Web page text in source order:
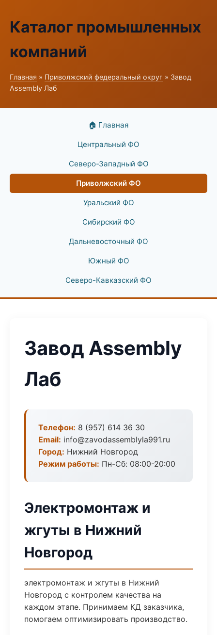
Каталог промышленных
компаний
Главная » Приволжский федеральный округ » Завод
Assembly Лаб
🏠 Главная
Центральный ФО
Северо-Западный ФО
Приволжский ФО
Уральский ФО
Сибирский ФО
Дальневосточный ФО
Южный ФО
Северо-Кавказский ФО
Завод Assembly
Лаб
Телефон: 8 (957) 614 36 30
Email: info@zavodassemblyla991.ru
Город: Нижний Новгород
Режим работы: Пн-Сб: 08:00-20:00
Электромонтаж и
жгуты в Нижний
Новгород
электромонтаж и жгуты в Нижний
Новгород с контролем качества на
каждом этапе. Принимаем КД заказчика,
помогаем оптимизировать производство.